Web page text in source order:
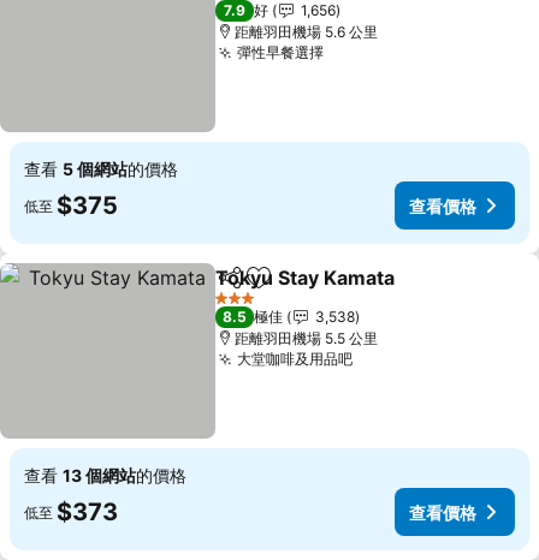
7.9 好
1,656
距離羽田機場 5.6 公里
彈性早餐選擇
查看 5 個網站的價格
低至 $375 查看價格
分享 放到收藏夾
Tokyu Stay Kamata
3 星級
8.5 極佳
3,538
距離羽田機場 5.5 公里
大堂咖啡及用品吧
查看 13 個網站的價格
低至 $373 查看價格